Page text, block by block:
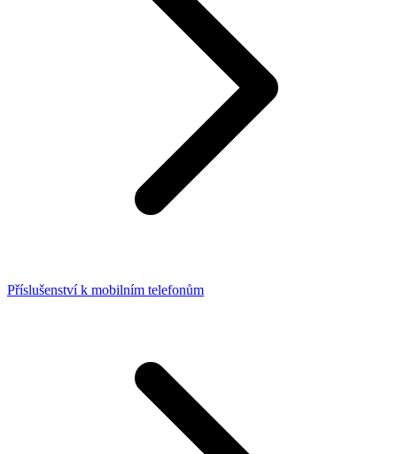
Příslušenství k mobilním telefonům